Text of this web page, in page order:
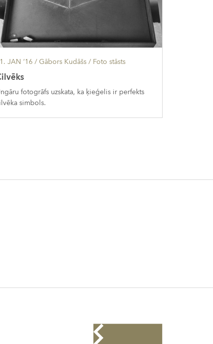
JAN ’16/ Gābors Kudāšs / Foto stāsts
fotogrāfs uzskata, ka ķieģelis ir perfekts
simbols.